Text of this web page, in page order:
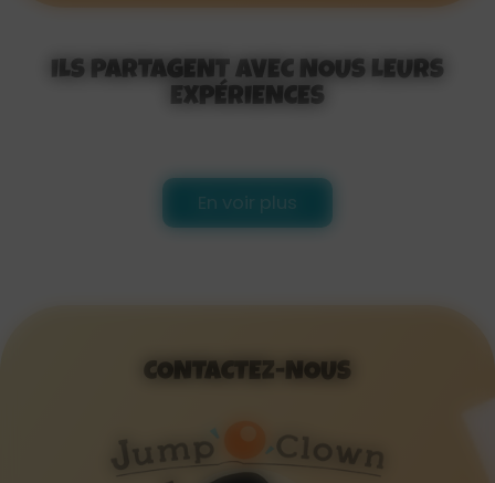
ILS PARTAGENT AVEC NOUS LEURS
EXPÉRIENCES
CONTACTEZ-NOUS